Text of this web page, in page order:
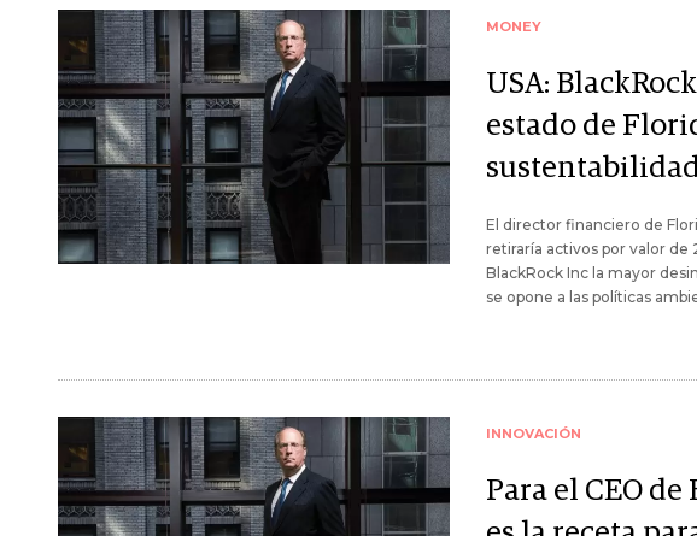
MONEY
USA:
estado de
El director financiero de
retiraría activos por valor
BlackRock Inc la mayor
se opone a las políticas
INNOVACIÓN
Para el CEO